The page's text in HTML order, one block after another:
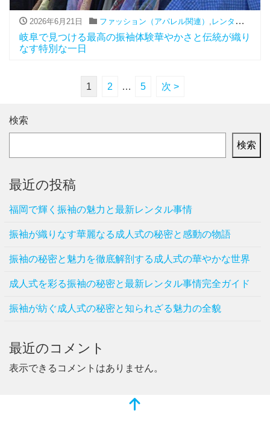
2026年6月21日 ファッション（アパレル関連） , レンタル ,
岐阜で見つける最高の振袖体験華やかさと伝統が織り
なす特別な一日
1 2 … 5 次 >
検索
検索
最近の投稿
福岡で輝く振袖の魅力と最新レンタル事情
振袖が織りなす華麗なる成人式の秘密と感動の物語
振袖の秘密と魅力を徹底解剖する成人式の華やかな世界
成人式を彩る振袖の秘密と最新レンタル事情完全ガイド
振袖が紡ぐ成人式の秘密と知られざる魅力の全貌
最近のコメント
表示できるコメントはありません。